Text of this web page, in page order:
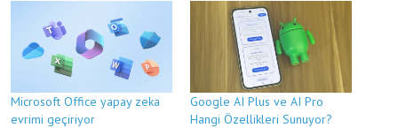
Microsoft Office yapay zeka
evrimi geçiriyor
Google AI Plus ve AI Pro
Hangi Özellikleri Sunuyor?